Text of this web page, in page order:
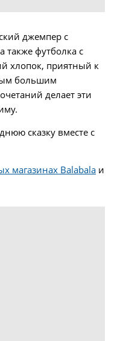
джемпер с
футболка с
хлопок, приятный к
большим
делает эти
сказку вместе с
магазинах Balabala и